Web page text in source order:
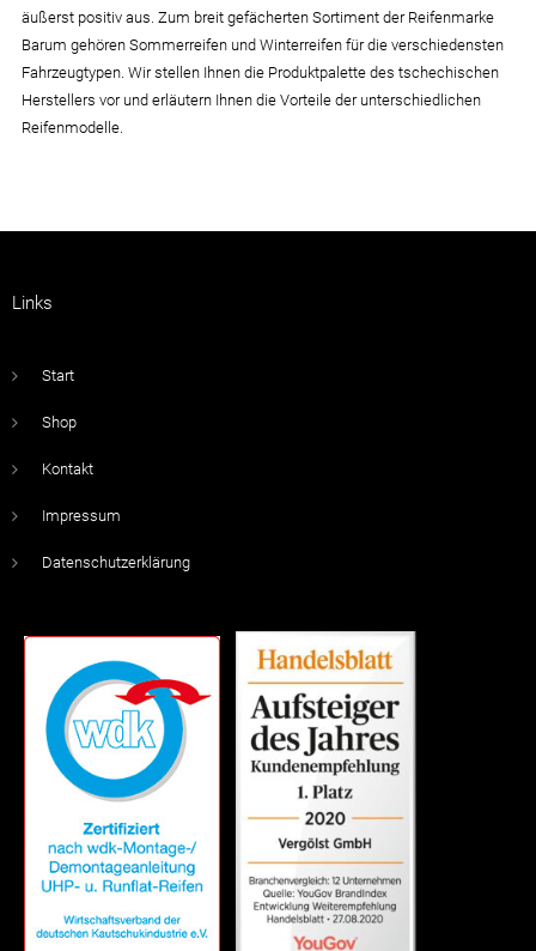
äußerst positiv aus. Zum breit gefächerten Sortiment der Reifenmarke
Barum gehören Sommerreifen und Winterreifen für die verschiedensten
Fahrzeugtypen. Wir stellen Ihnen die Produktpalette des tschechischen
Herstellers vor und erläutern Ihnen die Vorteile der unterschiedlichen
Reifenmodelle.
Links
Start
Shop
Kontakt
Impressum
Datenschutzerklärung